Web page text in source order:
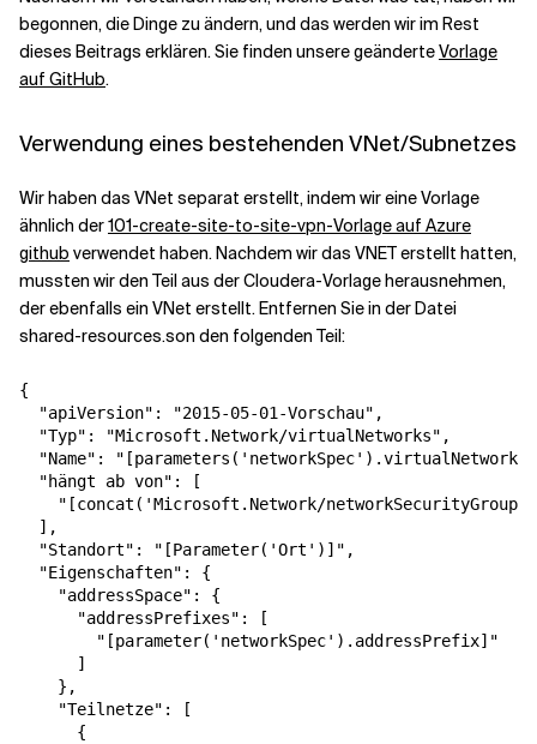
begonnen, die Dinge zu ändern, und das werden wir im Rest
dieses Beitrags erklären. Sie finden unsere geänderteVorlage
auf GitHub.
Verwendung eines bestehenden VNet/Subnetzes
Wir haben das VNet separat erstellt, indem wir eine Vorlage
ähnlich der101-create-site-to-site-vpn-Vorlage auf Azure
github verwendet haben. Nachdem wir das VNET erstellt hatten,
mussten wir den Teil aus der Cloudera-Vorlage herausnehmen,
der ebenfalls ein VNet erstellt. Entfernen Sie in der Datei
shared-resources.son den folgenden Teil:
{
"apiVersion" : "2015-05-01-Vorschau" ,
"Typ" : "Microsoft.Network/virtualNetworks" ,
"Name" :
"hängt ab von" :
[
"[concat('Microsoft.Network/
],
"Standort" : "[Parameter('Ort')]" ,
"Eigenschaften" :
{
"addressSpace" :
{
"addressPrefixes" :
[
"[parameter('networkSpec').addressPrefix]"
]
},
"Teilnetze" :
[
{